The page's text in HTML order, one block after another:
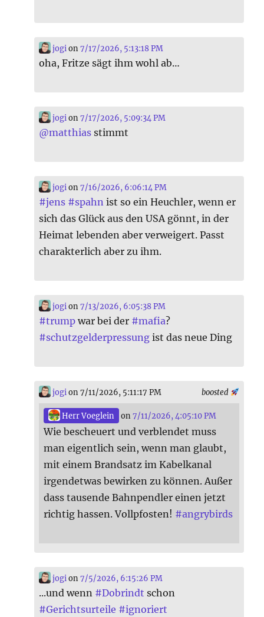
jogi on7/17/2026, 5:13:18 PM
oha, Fritze sägt ihm wohl ab…
jogi on7/17/2026, 5:09:34 PM
@matthias stimmt
jogi on7/16/2026, 6:06:14 PM
#jens #spahn ist so ein Heuchler, wenn er
sich das Glück aus den USA gönnt, in der
Heimat lebenden aber verweigert. Passt
charakterlich aber zu ihm.
jogi on7/13/2026, 6:05:38 PM
#trump war bei der #mafia?
#schutzgelderpressung ist das neue Ding
boosted
jogi on 7/11/2026, 5:11:17 PM
Herr Voeglein on7/11/2026, 4:05:10 PM
Wie bescheuert und verblendet muss
man eigentlich sein, wenn man glaubt,
mit einem Brandsatz im Kabelkanal
irgendetwas bewirken zu können. Außer
dass tausende Bahnpendler einen jetzt
richtig hassen. Vollpfosten! #angrybirds
jogion7/5/2026, 6:15:26 PM
...und wenn #Dobrindt schon
#Gerichtsurteile #ignoriert